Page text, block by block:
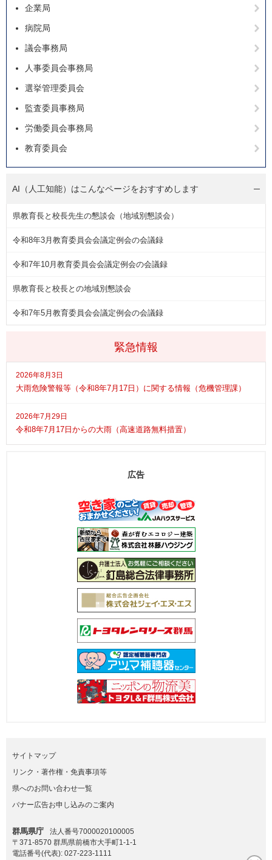
緊急情報
2026年8月3日
大雨危険警報等（令和8年7月17日）に関する情報（危機管理課）
2026年7月29日
令和8年7月17日からの大雨（高速道路無料措置）
企業局
病院局
議会事務局
人事委員会事務局
選挙管理委員会
監査委員事務局
労働委員会事務局
教育委員会
AI（人工知能）はこんなページをおすすめします
県教育長と校長先生の懇談会（地域別懇談会）
令和8年3月教育委員会会議定例会の会議録
令和7年10月教育委員会会議定例会の会議録
県教育長と校長との地域別懇談会
令和7年5月教育委員会会議定例会の会議録
広告
サイトマップ
リンク・著作権・免責事項等
県へのお問い合わせ一覧
バナー広告お申し込みのご案内
群馬県庁
法人番号7000020100005
〒371-8570 群馬県前橋市大手町1-1-1
電話番号(代表): 027-223-1111